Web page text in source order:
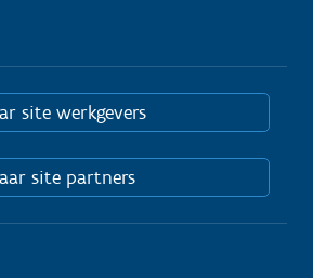
site werkgevers
site partners